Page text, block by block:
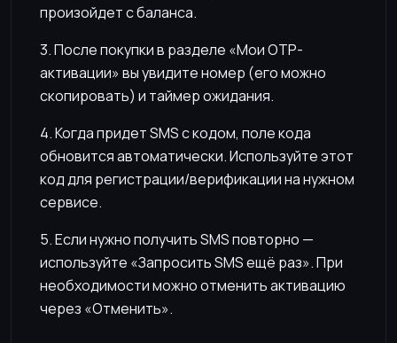
произойдет с баланса.
3. После покупки в разделе «Мои OTP-
активации» вы увидите номер (его можно
скопировать) и таймер ожидания.
4. Когда придет SMS с кодом, поле кода
обновится автоматически. Используйте этот
код для регистрации/верификации на нужном
сервисе.
5. Если нужно получить SMS повторно —
используйте «Запросить SMS ещё раз». При
необходимости можно отменить активацию
через «Отменить».